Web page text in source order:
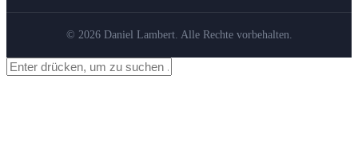
© 2026 Daniel Lambert. Alle Rechte vorbehalten.